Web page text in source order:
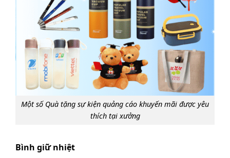
Một số Quà tặng sự kiện quảng cáo khuyến mãi được yêu
thích tại xưởng
Bình giữ nhiệt